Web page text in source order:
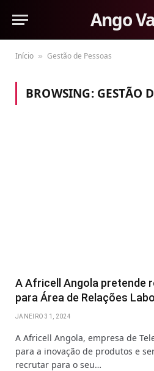
Ango
Início » Gestão de Pessoas
BROWSING: GESTÃO
A Africell Angola pretende
para Área de Relações
JANEIRO 31, 2024
A Africell Angola, empresa de
para a inovação de produtos e
recrutar para o seu…